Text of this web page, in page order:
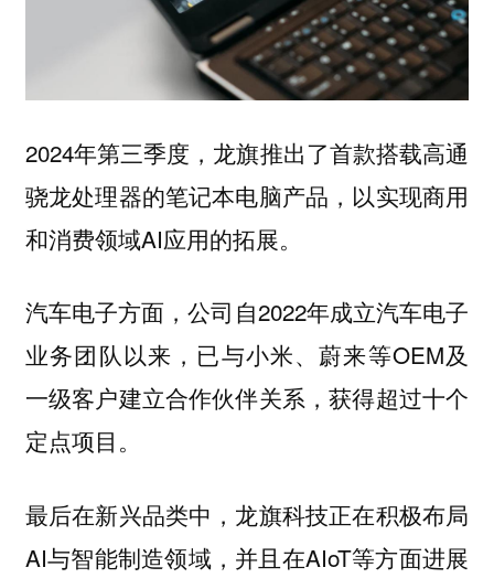
2024年第三季度，龙旗推出了首款搭载高通
骁龙处理器的笔记本电脑产品，以实现商用
和消费领域AI应用的拓展。
汽车电子方面，公司自2022年成立汽车电子
业务团队以来，已与小米、蔚来等OEM及
一级客户建立合作伙伴关系，获得超过十个
定点项目。
最后在新兴品类中，龙旗科技正在积极布局
AI与智能制造领域，并且在AIoT等方面进展